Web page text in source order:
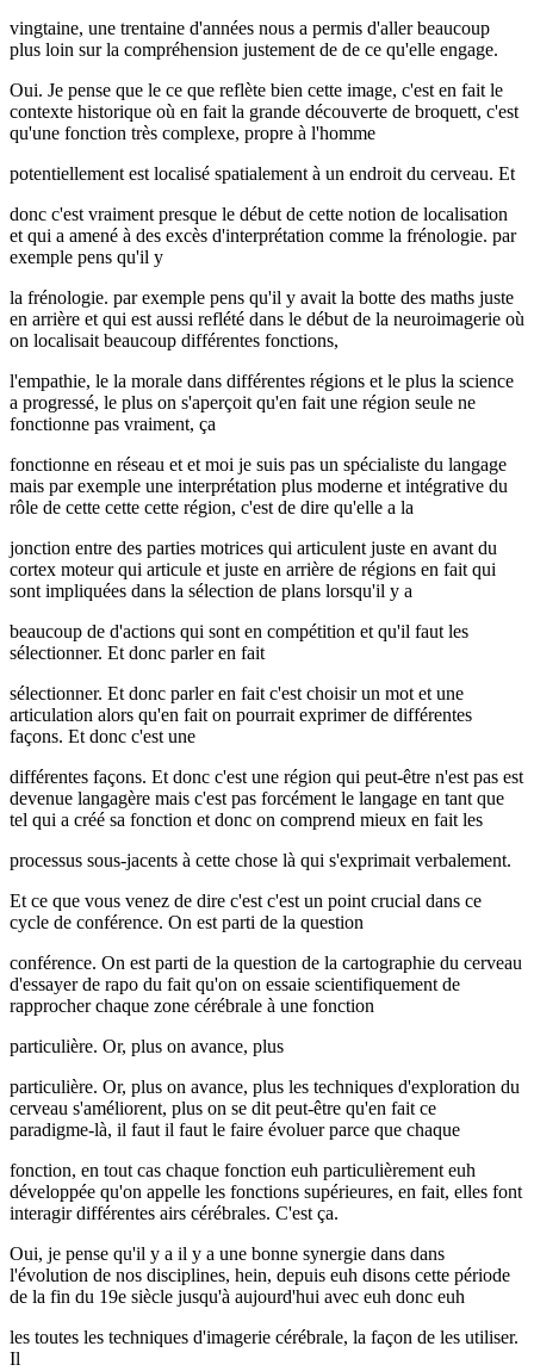
vingtaine, une trentaine d'années nous a permis d'aller beaucoup
plus loin sur la compréhension justement de de ce qu'elle engage.
Oui. Je pense que le ce que reflète bien cette image, c'est en fait le
contexte historique où en fait la grande découverte de broquett, c'est
qu'une fonction très complexe, propre à l'homme
potentiellement est localisé spatialement à un endroit du cerveau. Et
donc c'est vraiment presque le début de cette notion de localisation
et qui a amené à des excès d'interprétation comme la frénologie. par
exemple pens qu'il y
la frénologie. par exemple pens qu'il y avait la botte des maths juste
en arrière et qui est aussi reflété dans le début de la neuroimagerie où
on localisait beaucoup différentes fonctions,
l'empathie, le la morale dans différentes régions et le plus la science
a progressé, le plus on s'aperçoit qu'en fait une région seule ne
fonctionne pas vraiment, ça
fonctionne en réseau et et moi je suis pas un spécialiste du langage
mais par exemple une interprétation plus moderne et intégrative du
rôle de cette cette cette région, c'est de dire qu'elle a la
jonction entre des parties motrices qui articulent juste en avant du
cortex moteur qui articule et juste en arrière de régions en fait qui
sont impliquées dans la sélection de plans lorsqu'il y a
beaucoup de d'actions qui sont en compétition et qu'il faut les
sélectionner. Et donc parler en fait
sélectionner. Et donc parler en fait c'est choisir un mot et une
articulation alors qu'en fait on pourrait exprimer de différentes
façons. Et donc c'est une
différentes façons. Et donc c'est une région qui peut-être n'est pas est
devenue langagère mais c'est pas forcément le langage en tant que
tel qui a créé sa fonction et donc on comprend mieux en fait les
processus sous-jacents à cette chose là qui s'exprimait verbalement.
Et ce que vous venez de dire c'est c'est un point crucial dans ce
cycle de conférence. On est parti de la question
conférence. On est parti de la question de la cartographie du cerveau
d'essayer de rapo du fait qu'on on essaie scientifiquement de
rapprocher chaque zone cérébrale à une fonction
particulière. Or, plus on avance, plus
particulière. Or, plus on avance, plus les techniques d'exploration du
cerveau s'améliorent, plus on se dit peut-être qu'en fait ce
paradigme-là, il faut il faut le faire évoluer parce que chaque
fonction, en tout cas chaque fonction euh particulièrement euh
développée qu'on appelle les fonctions supérieures, en fait, elles font
interagir différentes airs cérébrales. C'est ça.
Oui, je pense qu'il y a il y a une bonne synergie dans dans
l'évolution de nos disciplines, hein, depuis euh disons cette période
de la fin du 19e siècle jusqu'à aujourd'hui avec euh donc euh
les toutes les techniques d'imagerie cérébrale, la façon de les utiliser.
Il